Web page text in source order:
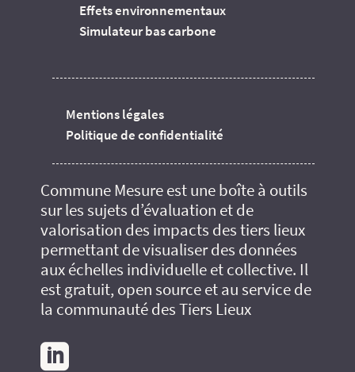
Effets environnementaux
Simulateur bas carbone
Mentions légales
Politique de confidentialité
Commune Mesure est une boîte à outils
sur les sujets d’évaluation et de
valorisation des impacts des tiers lieux
permettant de visualiser des données
aux échelles individuelle et collective. Il
est gratuit, open source et au service de
la communauté des Tiers Lieux
